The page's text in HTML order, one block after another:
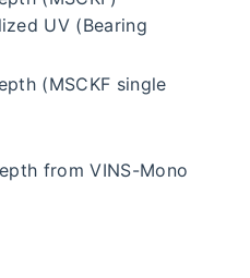
UV (Bearing
(MSCKF single
from VINS-Mono